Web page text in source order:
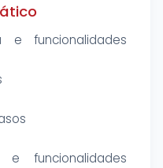
funcionalidades
funcionalidades